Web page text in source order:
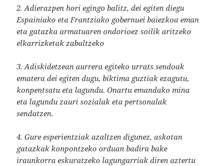
2. Adierazpen hori egingo balitz, dei egiten diegu
Espainiako eta Frantziako gobernuei baiezkoa eman
eta gatazka armatuaren ondorioez soilik aritzeko
elkarrizketak zabaltzeko
3. Adiskidetzean aurrera egiteko urrats sendoak
ematera dei egiten dugu, biktima guztiak ezagutu,
konpentsatu eta lagundu. Onartu emandako mina
eta lagundu zauri sozialak eta pertsonalak
sendatzen.
4. Gure esperientziak azaltzen digunez, askotan
gatazkak konpontzeko orduan badira bake
iraunkorra eskuratzeko lagungarriak diren aztertu